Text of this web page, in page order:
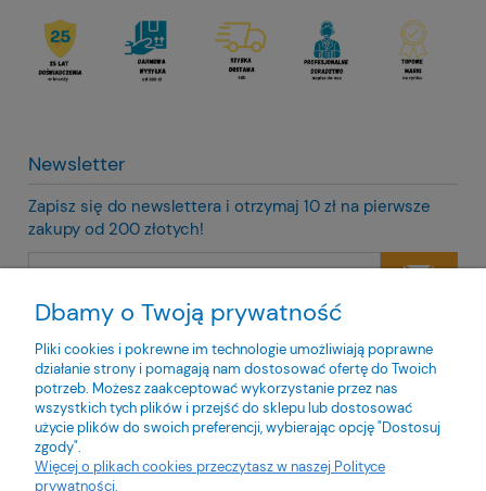
Newsletter
Zapisz się do newslettera i otrzymaj 10 zł na pierwsze
zakupy od 200 złotych!
Twoje dane będą przetwarzane zgodnie z nasząpolityką
prywatności
Dbamy o Twoją prywatność
Pliki cookies i pokrewne im technologie umożliwiają poprawne
działanie strony i pomagają nam dostosować ofertę do Twoich
potrzeb. Możesz zaakceptować wykorzystanie przez nas
wszystkich tych plików i przejść do sklepu lub dostosować
użycie plików do swoich preferencji, wybierając opcję "Dostosuj
zgody".
Więcej o plikach cookies przeczytasz w naszej Polityce
prywatności.